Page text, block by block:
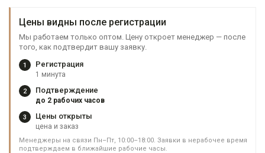
Цены видны после регистрации
Мы работаем только оптом. Цену откроет менеджер — после
того, как подтвердит вашу заявку.
1 Регистрация
1 минута
2 Подтверждение
до 2 рабочих часов
3 Цены открыты
цена и заказ
Менеджеры на связи Пн–Пт, 10:00–18:00. Заявки в нерабочее время
подтверждаем в ближайшие рабочие часы.